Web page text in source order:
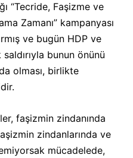
“Tecride, Faşizme ve
Zamanı” kampanyası
ve bugün HDP ve
bunun önünü
olması, birlikte
faşizmin zindanında
zindanlarında ve
mücadelede,